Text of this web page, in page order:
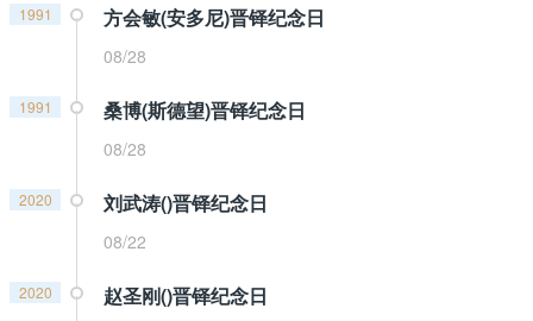
1991 方会敏(安多尼)晋铎纪念日
08/28
1991 桑博(斯德望)晋铎纪念日
08/28
2020 刘武涛()晋铎纪念日
08/22
2020 赵圣刚()晋铎纪念日